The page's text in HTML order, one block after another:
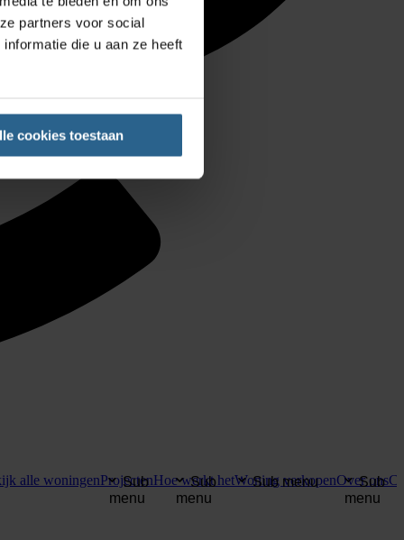
partners voor social
die u aan ze heeft
cookies toestaan
alle woningenProjecten
Sub
menu
Hoe werkt het
Sub
menu
Woning verkopen
Sub menu Over ons
Sub
menu